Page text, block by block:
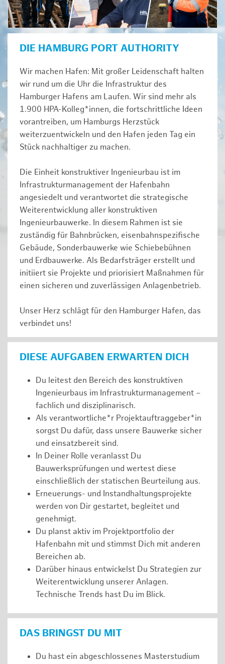
DIE HAMBURG PORT AUTHORITY
Wir machen Hafen: Mit großer Leidenschaft halten
wir rund um die Uhr die Infrastruktur des
Hamburger Hafens am Laufen. Wir sind mehr als
1.900 HPA-Kolleg*innen, die fortschrittliche Ideen
vorantreiben, um Hamburgs Herzstück
weiterzuentwickeln und den Hafen jeden Tag ein
Stück nachhaltiger zu machen.
Die Einheit konstruktiver Ingenieurbau ist im
Infrastrukturmanagement der Hafenbahn
angesiedelt und verantwortet die strategische
Weiterentwicklung aller konstruktiven
Ingenieurbauwerke. In diesem Rahmen ist sie
zuständig für Bahnbrücken, eisenbahnspezifische
Gebäude, Sonderbauwerke wie Schiebebühnen
und Erdbauwerke. Als Bedarfsträger erstellt und
initiiert sie Projekte und priorisiert Maßnahmen für
einen sicheren und zuverlässigen Anlagenbetrieb.
Unser Herz schlägt für den Hamburger Hafen, das
verbindet uns!
DIESE AUFGABEN ERWARTEN DICH
Du leitest den Bereich des konstruktiven
Ingenieurbaus im Infrastrukturmanagement –
fachlich und disziplinarisch.
Als verantwortliche*r Projektauftraggeber*in
sorgst Du dafür, dass unsere Bauwerke sicher
und einsatzbereit sind.
In Deiner Rolle veranlasst Du
Bauwerksprüfungen und wertest diese
einschließlich der statischen Beurteilung aus.
Erneuerungs- und Instandhaltungsprojekte
werden von Dir gestartet, begleitet und
genehmigt.
Du planst aktiv im Projektportfolio der
Hafenbahn mit und stimmst Dich mit anderen
Bereichen ab.
Darüber hinaus entwickelst Du Strategien zur
Weiterentwicklung unserer Anlagen.
Technische Trends hast Du im Blick.
DAS BRINGST DU MIT
Du hast ein abgeschlossenes Masterstudium